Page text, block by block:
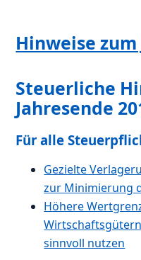
Hinweise zum
Steuerliche
Jahresende
Für alle
Gezielte
zur Minimierung
Höhere
sinnvoll nutzen